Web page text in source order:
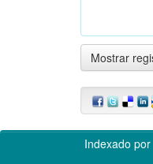
Mostrar
Indexado por